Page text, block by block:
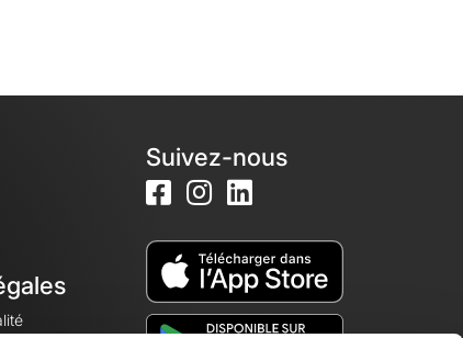
Suivez-nous